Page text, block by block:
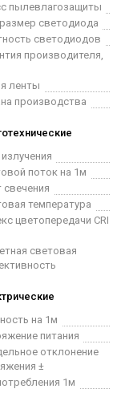
пылевлагозащиты
светодиода
светодиодов
производителя,
ленты
производства
поток на 1м
свечения
температура
цветопередачи CRI
световая
на 1м
питания
отклонение
±
1м